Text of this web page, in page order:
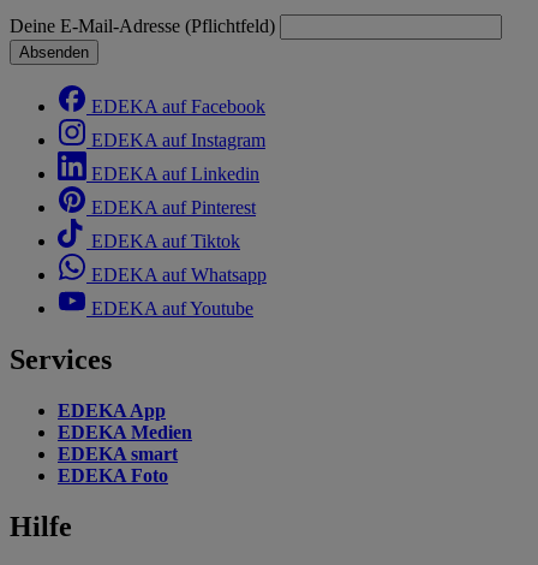
Deine E-Mail-Adresse (Pflichtfeld)
Absenden
EDEKA auf Facebook
EDEKA auf Instagram
EDEKA auf Linkedin
EDEKA auf Pinterest
EDEKA auf Tiktok
EDEKA auf Whatsapp
EDEKA auf Youtube
Services
EDEKA App
EDEKA Medien
EDEKA smart
EDEKA Foto
Hilfe